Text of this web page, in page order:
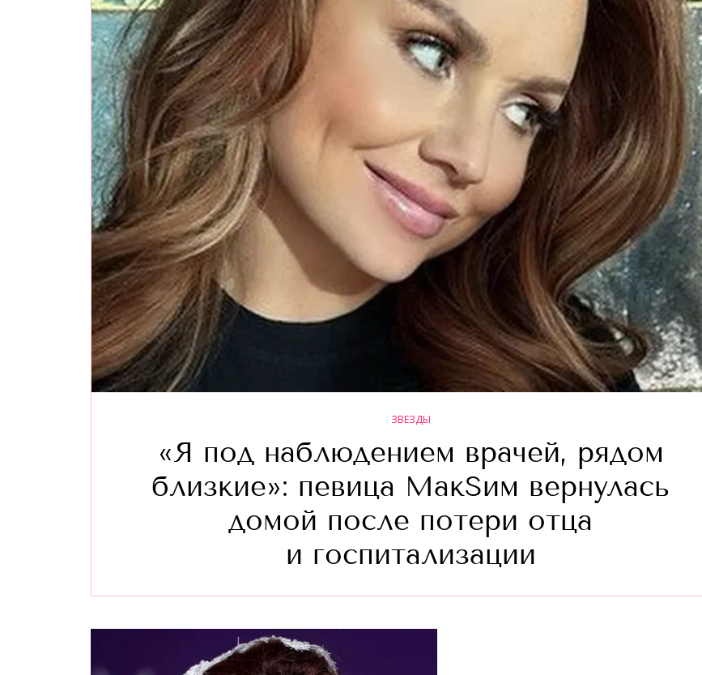
ЗВЕЗДЫ
«Я под наблюдением врачей, рядом
близкие»: певица МакSим вернулась
домой после потери отца
и госпитализации